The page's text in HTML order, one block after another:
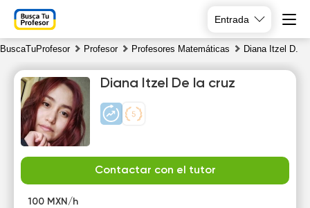
Entrada
BuscaTuProfesor Profesor Profesores Matemáticas Diana Itzel D.
Diana Itzel De la cruz
Contactar con el tutor
100 MXN/h
8
Su
9
Mo
10
11